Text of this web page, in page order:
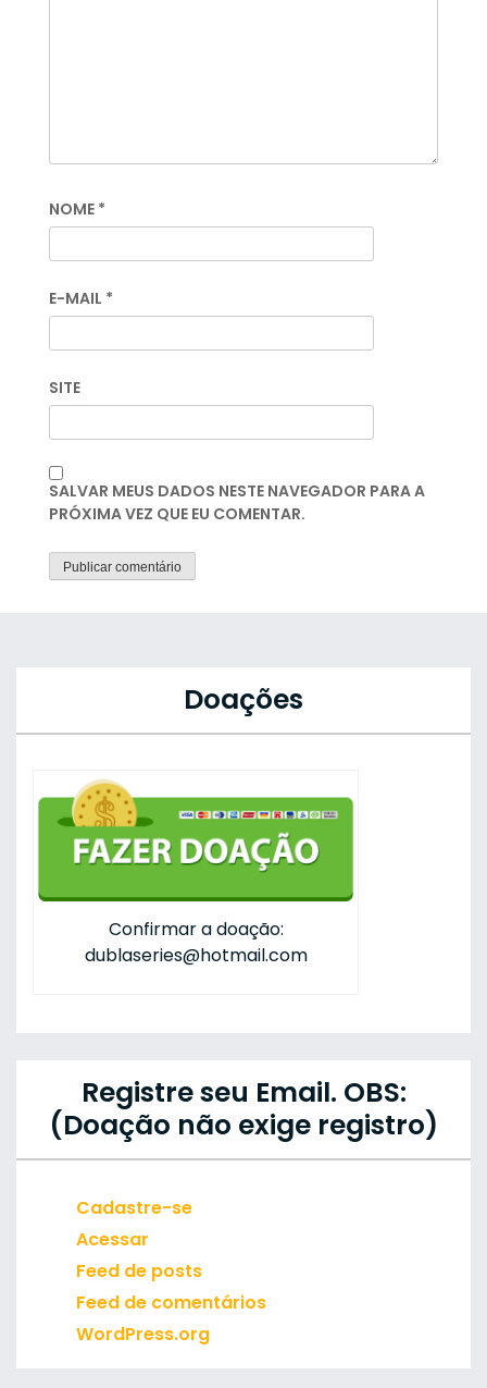
NOME *
E-MAIL *
SITE
SALVAR MEUS DADOS NESTE NAVEGADOR PARA A
PRÓXIMA VEZ QUE EU COMENTAR.
Doações
Confirmar a doação:
dublaseries@hotmail.com
Registre seu Email. OBS:
(Doação não exige registro)
Cadastre-se
Acessar
Feed de posts
Feed de comentários
WordPress.org